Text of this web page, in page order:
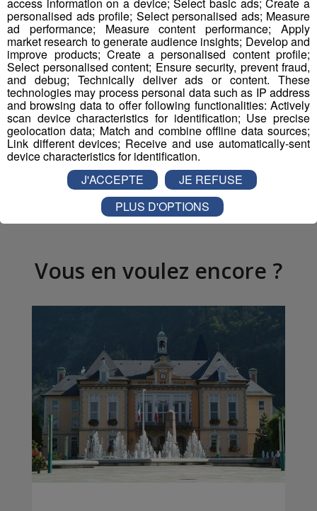
HurghadaenEgypteetBakou, la capitale de
l’ Azerbïdjan, font également partie des nouvelles
destinations.
Partager sur Facebook
Partager sur Twitter
Vous en voulez encore ?
personalised ads profile; Select personalised ads; Measure
ad performance; Measure content performance; Apply
market research to generate audience insights; Develop and
improve products; Create a personalised content profile;
Select personalised content; Ensure security, prevent fraud,
and debug; Technically deliver ads or content. These
technologies may process personal data such as IP address
and browsing data to offer following functionalities: Actively
scan device characteristics for identification; Use precise
geolocation data; Match and combine offline data sources;
Link different devices; Receive and use automatically-sent
device characteristics for identification.
J'ACCEPTE
JE REFUSE
PLUS D'OPTIONS